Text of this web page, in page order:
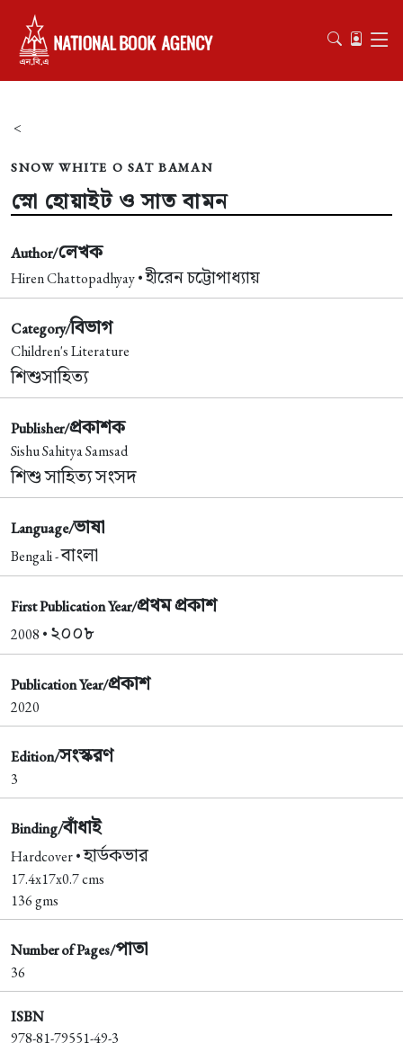
<
SNOW WHITE O SAT BAMAN
স্নো হোয়াইট ও সাত বামন
Author/লেখক
Hiren Chattopadhyay •হীরেন চট্টোপাধ্যায়
Category/বিভাগ
Children's Literature
শিশুসাহিত্য
Publisher/প্রকাশক
Sishu Sahitya Samsad
শিশু সাহিত্য সংসদ
Language/ভাষা
Bengali -বাংলা
First Publication Year/প্রথম প্রকাশ
2008 • ২০০৮
Publication Year/প্রকাশ
2020
Edition/সংস্করণ
3
Binding/বাঁধাই
Hardcover •হার্ডকভার
17.4x17x0.7 cms
136 gms
Number of Pages/পাতা
36
ISBN
978-81-79551-49-3